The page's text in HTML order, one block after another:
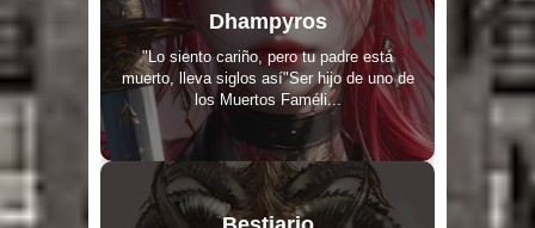
Dhampyros
"Lo siento cariño, pero tu padre está
muerto, lleva siglos así"Ser hijo de uno de
los Muertos Faméli...